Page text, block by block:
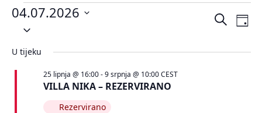
Događaji
for
4.
srpnja
2026.
i
Pretraži
Dan
04.07.2026
Odaberite
U tijeku
VILLA NIKA – REZERVIRANO
25 lipnja @ 16:00-9 srpnja @ 10:00 CEST
Rezervirano